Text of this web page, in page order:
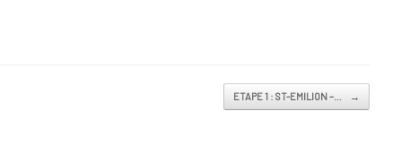
ETAPE 1 : ST-EMILION –… →